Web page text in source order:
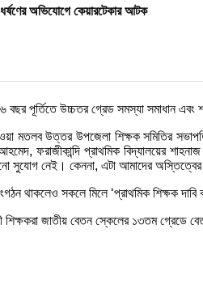
অভিযোগে কেয়ারটেকার আটক
পূর্তিতে উচ্চতর গ্রেড সমস্যা সমাধান এবং
মতলব উত্তর উপজেলা শিক্ষক সমিতির
ফরাজীকান্দি প্রাথমিক বিদ্যালয়ের
সুযোগ নেই। কেননা, এটা আমাদের
থাকলেও সকলে মিলে ‘প্রাথমিক শিক্ষক
শিক্ষকরা জাতীয় বেতন স্কেলের ১৩তম গ্রেডে